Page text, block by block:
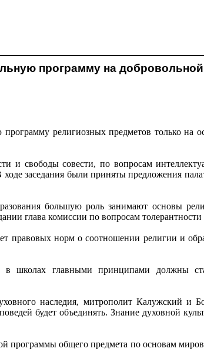
программу на добровольной
религиозных предметов только на
и свободы совести, по вопросам
заседания были приняты предложения
большую роль занимают основы
глава комиссии по вопросам
правовых норм о соотношении религии и
школах главными принципами должны
наследия, митрополит Калужский и
будет объединять. Знание духовной
программы общего предмета по основам